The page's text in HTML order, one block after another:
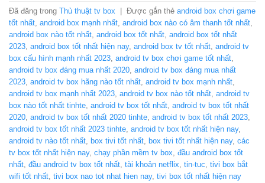
Đã đăng trong Thủ thuật tv box Được gắn thẻ android box chơi game
tốt nhất, android box mạnh nhất, android box nào có âm thanh tốt nhất,
android box nào tốt nhất, android box tốt nhất, android box tốt nhất
2023, android box tốt nhất hiện nay, android box tv tốt nhất, android tv
box cấu hình mạnh nhất 2023, android tv box chơi game tốt nhất,
android tv box đáng mua nhất 2020, android tv box đáng mua nhất
2023, android tv box hãng nào tốt nhất, android tv box mạnh nhất,
android tv box mạnh nhất 2023, android tv box nào tốt nhất, android tv
box nào tốt nhất tinhte, android tv box tốt nhất, android tv box tốt nhất
2020, android tv box tốt nhất 2020 tinhte, android tv box tốt nhất 2023,
android tv box tốt nhất 2023 tinhte, android tv box tốt nhất hiện nay,
android tv nào tốt nhất, box tivi tốt nhất, box tivi tốt nhất hiện nay, các
tv box tốt nhất hiện nay, chạy phần mềm tv box, đầu android box tốt
nhất, đầu android tv box tốt nhất, tài khoản netflix, tin-tuc, tivi box bắt
wifi tốt nhất, tivi box nao tot nhat hien nay, tivi box tốt nhất hiện nay